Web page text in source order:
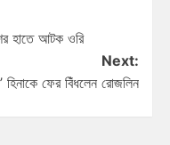
হাতে আটক ওরি
Next:
হিনাকে ফের বিঁধলেন রোজলিন